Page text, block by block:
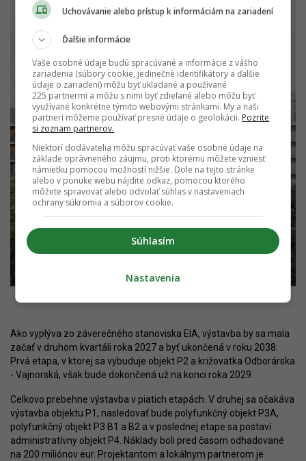
Ako vyplýva zo záverečného stanoviska EIA, výstavba by sa mala
začať v druhom kvartáli roka 2027 a byť ukončená v roku 2038.
Prvá etapa, v ktorej sa vybuduje objekt P2 a križovatka Odborárska
- Vajnorská, však bude dokončená už na konci roka 2029.
Celkovo prebehne výstavba v piatich etapách. V druhej sa očakáva
výstavba objektu P1, nasledovať bude polyfunkčný objekt P3A,
polyfunkčný objekt P3 B1 a B2 a v poslednej etape sa postaví
administratívny objekt P4. Náklady boli pred časom odhadované
na 200 miliónov eur. Projektantom a lokálnym partnerom je
Uchovávanie alebo prístup k informáciám na zariadení
Ďalšie informácie
Vaše osobné údaje budú spracúvané a informácie z vášho
zariadenia (súbory cookie, jedinečné identifikátory a ďalšie
údaje o zariadení) môžu byť ukladané a používané
225 partnermi a môžu s nimi byť zdieľané alebo môžu byť
využívané konkrétne týmito webovými stránkami. My a naši
partneri môžeme používať presné údaje o geolokácii. Pozrite
si zoznam partnerov.
Niektorí dodávatelia môžu spracúvať vaše osobné údaje na
základe oprávneného záujmu, proti ktorému môžete vzniesť
námietku pomocou možností nižšie. Dole na tejto stránke
alebo v ponuke webu nájdite odkaz, pomocou ktorého
môžete spravovať alebo odvolať súhlas v nastaveniach
ochrany súkromia a súborov cookie.
Súhlasím
Nastavenia